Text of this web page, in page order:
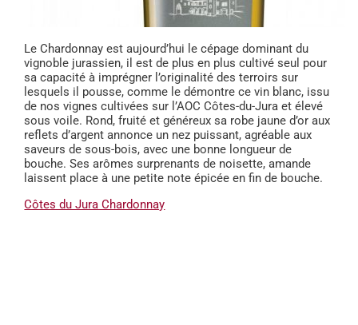
Le Chardonnay est aujourd’hui le cépage dominant du
vignoble jurassien, il est de plus en plus cultivé seul pour
sa capacité à imprégner l’originalité des terroirs sur
lesquels il pousse, comme le démontre ce vin blanc, issu
de nos vignes cultivées sur l’AOC Côtes-du-Jura et élevé
sous voile. Rond, fruité et généreux sa robe jaune d’or aux
reflets d’argent annonce un nez puissant, agréable aux
saveurs de sous-bois, avec une bonne longueur de
bouche. Ses arômes surprenants de noisette, amande
laissent place à une petite note épicée en fin de bouche.
Côtes du Jura Chardonnay